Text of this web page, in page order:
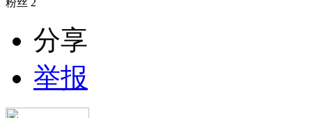
粉丝 2
分享
举报